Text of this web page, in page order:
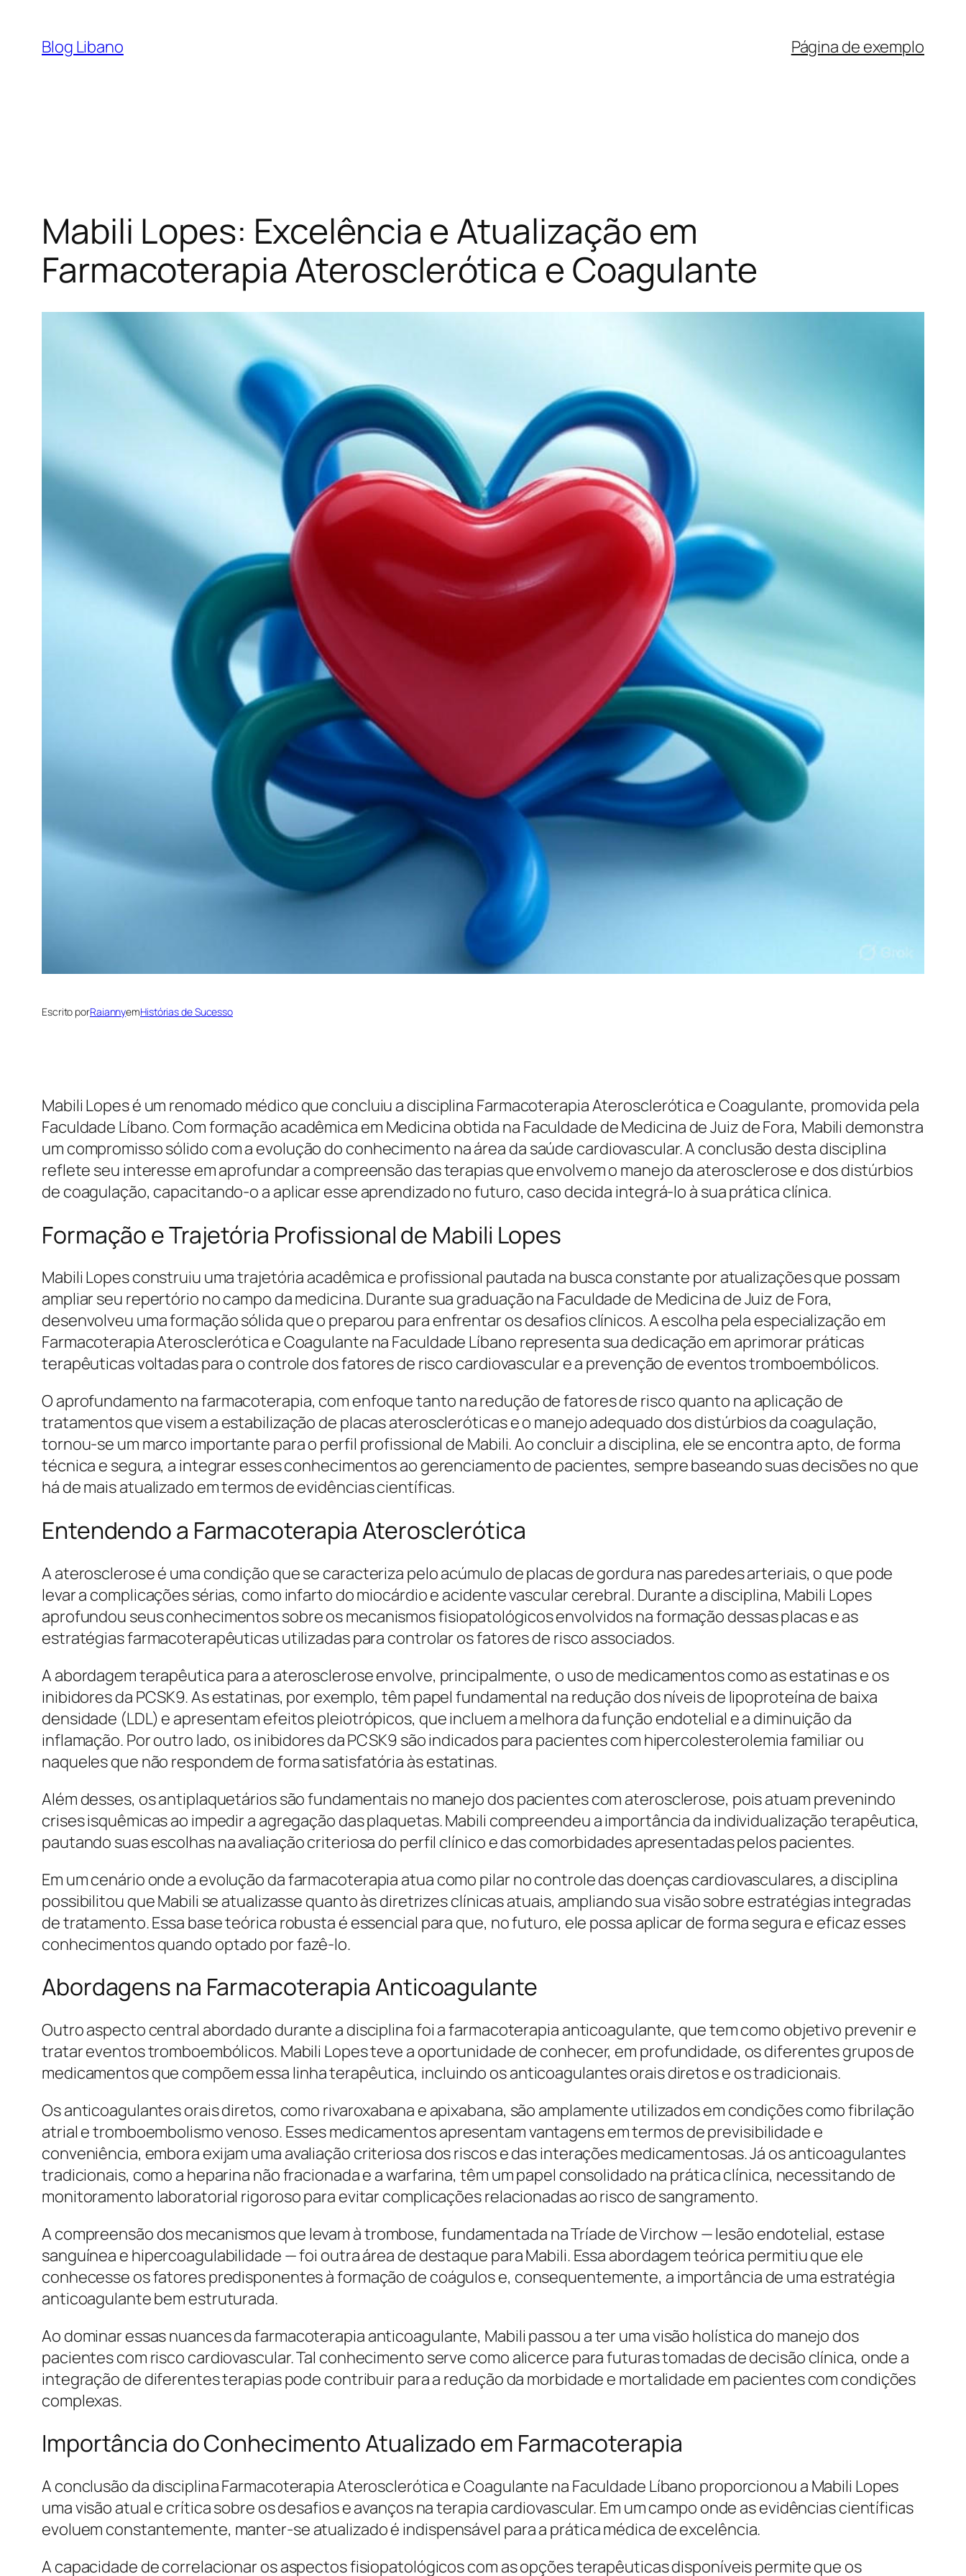
Blog Libano Página de exemplo
Mabili Lopes: Excelência e Atualização em
Farmacoterapia Aterosclerótica e Coagulante
Escrito porRaiannyemHistórias de Sucesso
Mabili Lopes é um renomado médico que concluiu a disciplina Farmacoterapia Aterosclerótica e Coagulante, promovida pela
Faculdade Líbano. Com formação acadêmica em Medicina obtida na Faculdade de Medicina de Juiz de Fora, Mabili demonstra
um compromisso sólido com a evolução do conhecimento na área da saúde cardiovascular. A conclusão desta disciplina
reflete seu interesse em aprofundar a compreensão das terapias que envolvem o manejo da aterosclerose e dos distúrbios
de coagulação, capacitando-o a aplicar esse aprendizado no futuro, caso decida integrá-lo à sua prática clínica.
Formação e Trajetória Profissional de Mabili Lopes
Mabili Lopes construiu uma trajetória acadêmica e profissional pautada na busca constante por atualizações que possam
ampliar seu repertório no campo da medicina. Durante sua graduação na Faculdade de Medicina de Juiz de Fora,
desenvolveu uma formação sólida que o preparou para enfrentar os desafios clínicos. A escolha pela especialização em
Farmacoterapia Aterosclerótica e Coagulante na Faculdade Líbano representa sua dedicação em aprimorar práticas
terapêuticas voltadas para o controle dos fatores de risco cardiovascular e a prevenção de eventos tromboembólicos.
O aprofundamento na farmacoterapia, com enfoque tanto na redução de fatores de risco quanto na aplicação de
tratamentos que visem a estabilização de placas ateroscleróticas e o manejo adequado dos distúrbios da coagulação,
tornou-se um marco importante para o perfil profissional de Mabili. Ao concluir a disciplina, ele se encontra apto, de forma
técnica e segura, a integrar esses conhecimentos ao gerenciamento de pacientes, sempre baseando suas decisões no que
há de mais atualizado em termos de evidências científicas.
Entendendo a Farmacoterapia Aterosclerótica
A aterosclerose é uma condição que se caracteriza pelo acúmulo de placas de gordura nas paredes arteriais, o que pode
levar a complicações sérias, como infarto do miocárdio e acidente vascular cerebral. Durante a disciplina, Mabili Lopes
aprofundou seus conhecimentos sobre os mecanismos fisiopatológicos envolvidos na formação dessas placas e as
estratégias farmacoterapêuticas utilizadas para controlar os fatores de risco associados.
A abordagem terapêutica para a aterosclerose envolve, principalmente, o uso de medicamentos como as estatinas e os
inibidores da PCSK9. As estatinas, por exemplo, têm papel fundamental na redução dos níveis de lipoproteína de baixa
densidade (LDL) e apresentam efeitos pleiotrópicos, que incluem a melhora da função endotelial e a diminuição da
inflamação. Por outro lado, os inibidores da PCSK9 são indicados para pacientes com hipercolesterolemia familiar ou
naqueles que não respondem de forma satisfatória às estatinas.
Além desses, os antiplaquetários são fundamentais no manejo dos pacientes com aterosclerose, pois atuam prevenindo
crises isquêmicas ao impedir a agregação das plaquetas. Mabili compreendeu a importância da individualização terapêutica,
pautando suas escolhas na avaliação criteriosa do perfil clínico e das comorbidades apresentadas pelos pacientes.
Em um cenário onde a evolução da farmacoterapia atua como pilar no controle das doenças cardiovasculares, a disciplina
possibilitou que Mabili se atualizasse quanto às diretrizes clínicas atuais, ampliando sua visão sobre estratégias integradas
de tratamento. Essa base teórica robusta é essencial para que, no futuro, ele possa aplicar de forma segura e eficaz esses
conhecimentos quando optado por fazê-lo.
Abordagens na Farmacoterapia Anticoagulante
Outro aspecto central abordado durante a disciplina foi a farmacoterapia anticoagulante, que tem como objetivo prevenir e
tratar eventos tromboembólicos. Mabili Lopes teve a oportunidade de conhecer, em profundidade, os diferentes grupos de
medicamentos que compõem essa linha terapêutica, incluindo os anticoagulantes orais diretos e os tradicionais.
Os anticoagulantes orais diretos, como rivaroxabana e apixabana, são amplamente utilizados em condições como fibrilação
atrial e tromboembolismo venoso. Esses medicamentos apresentam vantagens em termos de previsibilidade e
conveniência, embora exijam uma avaliação criteriosa dos riscos e das interações medicamentosas. Já os anticoagulantes
tradicionais, como a heparina não fracionada e a warfarina, têm um papel consolidado na prática clínica, necessitando de
monitoramento laboratorial rigoroso para evitar complicações relacionadas ao risco de sangramento.
A compreensão dos mecanismos que levam à trombose, fundamentada na Tríade de Virchow — lesão endotelial, estase
sanguínea e hipercoagulabilidade — foi outra área de destaque para Mabili. Essa abordagem teórica permitiu que ele
conhecesse os fatores predisponentes à formação de coágulos e, consequentemente, a importância de uma estratégia
anticoagulante bem estruturada.
Ao dominar essas nuances da farmacoterapia anticoagulante, Mabili passou a ter uma visão holística do manejo dos
pacientes com risco cardiovascular. Tal conhecimento serve como alicerce para futuras tomadas de decisão clínica, onde a
integração de diferentes terapias pode contribuir para a redução da morbidade e mortalidade em pacientes com condições
complexas.
Importância do Conhecimento Atualizado em Farmacoterapia
A conclusão da disciplina Farmacoterapia Aterosclerótica e Coagulante na Faculdade Líbano proporcionou a Mabili Lopes
uma visão atual e crítica sobre os desafios e avanços na terapia cardiovascular. Em um campo onde as evidências científicas
evoluem constantemente, manter-se atualizado é indispensável para a prática médica de excelência.
A capacidade de correlacionar os aspectos fisiopatológicos com as opções terapêuticas disponíveis permite que os